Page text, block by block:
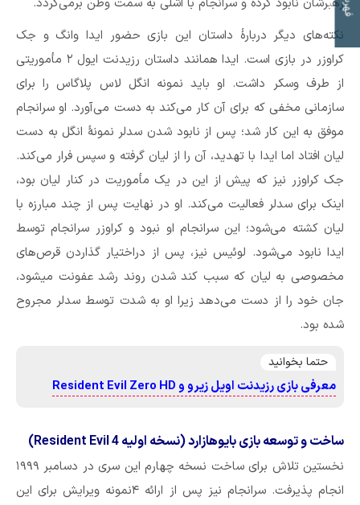
نکته‌های دیگر دربارهٔ داستان این بازی حضور ایدا وانگ و جک
کراوزر در بازی است. ایدا همانند داستان رزیدنت ایول ۲ مأموریتی
از طرف وسکر داشت. او باید نمونه انگل لاس پلاگاس را برای
سازمانی مخفی که برای آن کار می‌کند به دست می‌آورد. او سرانجام
موفق به این کار شد؛ پس از نابود شدن سدلر نمونهٔ انگل به دست
لیان افتاد اما ایدا با تهدید، آن را از لیان گرفته و سپس فرار می‌کند.
جک کراوزر نیز که پیش از این در یک مأموریت در کنار لیان بود،
اینک برای سدلر فعالیت می‌کند. او در نهایت پس از چند مبارزه با
لیان کشته می‌شود؛ این سرانجام او نبود و کراوزر سرانجام توسط
ایدا نابود می‌شود. لوئیس نیز، پس از دراختیار گذاردن قرص‌های
مخصوصی به لیان که سبب کند شدن روند رشد عفونت میشود،
جان خود را از دست می‌دهد زیرا او به شدت توسط سدلر مجروح
شده بود.
حتما بخوانید
معرفی بازی رزیدنت اویل زیرو و Resident Evil Zero HD
ساخت و توسعه بازی بایوهازارد (نسخه اولیه Resident Evil 4)
نخستین تلاش برای ساخت نسخه چهارم این سری در دسامبر ۱۹۹۹
انجام پذیرفت. سرانجام نیز پس از ارائه ۴نمونه ویرایش برای این